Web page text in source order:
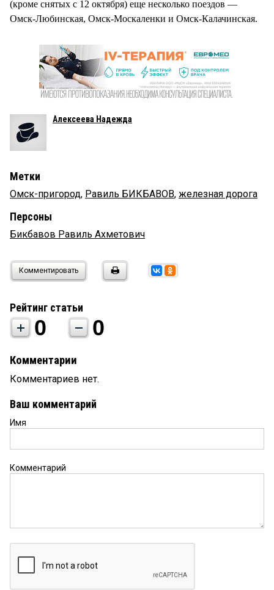
(кроме снятых с 12 октября) еще несколько поездов —
Омск-Любинская, Омск-Москаленки и Омск-Калачинская.
Алексеева Надежда
Метки
Омск-пригород, Равиль БИКБАВОВ, железная дорога
Персоны
Бикбавов Равиль Ахметович
Комментировать
Рейтинг статьи
0 0
Комментарии
Комментариев нет.
Ваш комментарий
Имя
Комментарий